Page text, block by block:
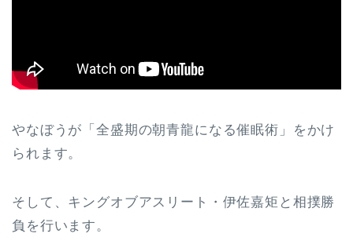
やなぼうが「全盛期の朝青龍になる催眠術」をかけ
られます。
そして、キングオブアスリート・伊佐嘉矩と相撲勝
負を行います。